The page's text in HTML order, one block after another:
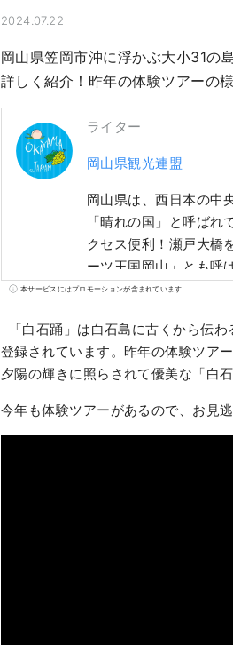
2024.07.22
岡山県笠岡市沖に浮かぶ大小31の
詳しく紹介！昨年の体験ツアーの様
ライター
岡山県観光連盟
岡山県は、西日本の中
「晴れの国」と呼ば
クセス便利！瀬戸大橋を経
ーツ王国岡山」とも呼
さ、香り、味ともに最
た、歴史、文化、アー
本サービスにはプロモーションが含まれています
「白石踊」は白石島に古くから伝
登録されています。昨年の体験ツア
夕陽の輝きに照らされて優美な「白
今年も体験ツアーがあるので、お見